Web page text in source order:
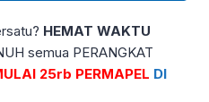
HEMAT WAKTU
semua PERANGKAT
25rb PERMAPEL DI